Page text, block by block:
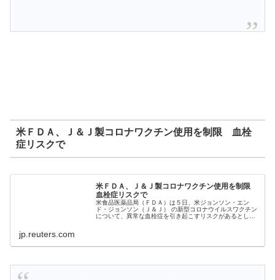
米ＦＤＡ、Ｊ＆Ｊ製コロナワクチン使用を制限 血栓
症リスクで
米ＦＤＡ、Ｊ＆Ｊ製コロナワクチン使用を制限
血栓症リスクで
米食品医薬品局（ＦＤＡ）は５日、米ジョンソン・エン
ド・ジョンソン（Ｊ＆Ｊ） の新型コロナウイルスワクチン
について、異常な血栓症を引き起こすリスクがあるとして
jp.reuters.com